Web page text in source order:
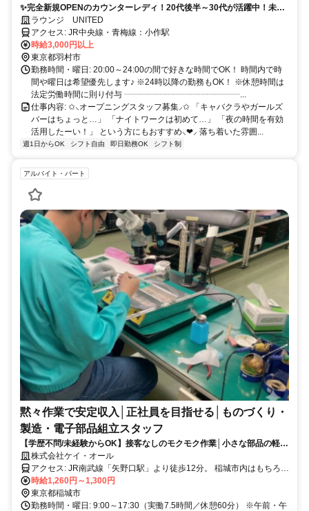
✨完全新規OPENのカウンターレディ！20代後半～30代が活躍中！未経
験歓迎！連作先交換なし！履歴書不要！
ラウンジ UNITED
アクセス: JR中央線・青梅線：小作駅
時給3,000円以上
東京都羽村市
勤務時間・曜日: 20:00～24:00の間で好きな時間でOK！ 時間内で時
間や曜日は希望優先します♪ ※24時以降の勤務もOK！ ※休憩時間は
法定労働時間に則り付与 ┈┈┈┈┈┈┈┈┈┈┈┈┈┈...
仕事内容: ✩⸜オープニングスタッフ募集⸝✩ 「キャバクラやガールズ
バーはちょっと…」 「ナイトワークは初めて…」 「夜の時間を有効
活用したーい！」 という方にもおすすめ⸜❤︎⸝ 落ち着いた雰囲...
週1日からOK シフト自由 即日勤務OK シフト制
アルバイト・パート
黙々作業で安定収入│正社員を目指せる│ものづくり・
製造・電子部品組立スタッフ
【学歴不問/未経験からOK】接客なしのモクモク作業│小さな部品の軽作
業スタッフ
株式会社ケイ・オール
アクセス: JR南武線「矢野口駅」より徒歩12分。 稲城市内はもちろ
ん、 調布市・府中市・多摩市方面から 通勤しているスタッフも活躍
中です。 矢野口駅のほか、 ・稲城長沼駅 ・京王よみうりランド駅 ・
京王多摩川駅 ・調布駅 ・西調布駅 ・稲田堤駅 周辺エリアからもアク
時給1,260円～1,300円
東京都稲城市
勤務時間・曜日: 9:00～17:30（実働7.5時間／休憩60分） ※午前・午